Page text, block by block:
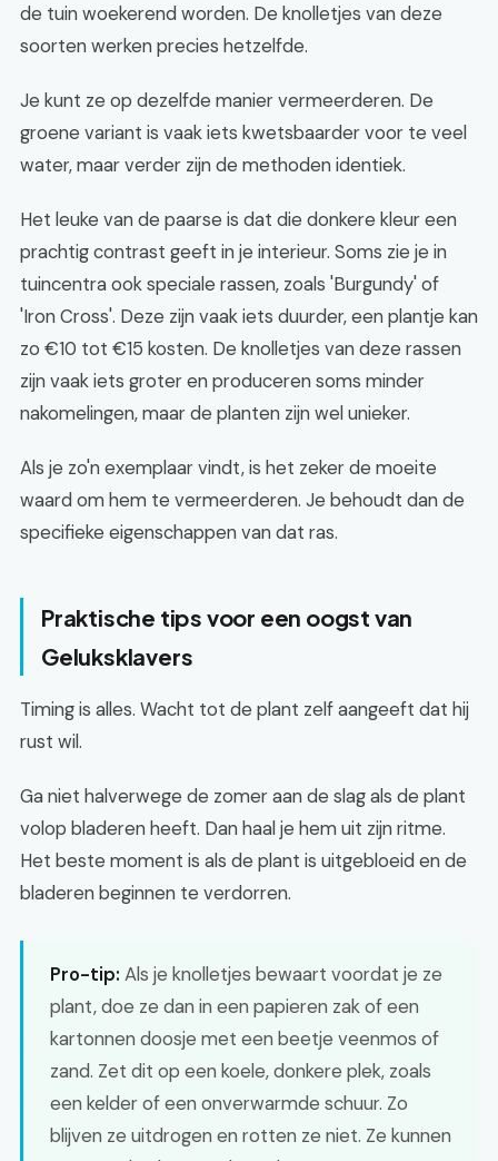
de tuin woekerend worden. De knolletjes van deze
soorten werken precies hetzelfde.
Je kunt ze op dezelfde manier vermeerderen. De
groene variant is vaak iets kwetsbaarder voor te veel
water, maar verder zijn de methoden identiek.
Het leuke van de paarse is dat die donkere kleur een
prachtig contrast geeft in je interieur. Soms zie je in
tuincentra ook speciale rassen, zoals 'Burgundy' of
'Iron Cross'. Deze zijn vaak iets duurder, een plantje kan
zo €10 tot €15 kosten. De knolletjes van deze rassen
zijn vaak iets groter en produceren soms minder
nakomelingen, maar de planten zijn wel unieker.
Als je zo'n exemplaar vindt, is het zeker de moeite
waard om hem te vermeerderen. Je behoudt dan de
specifieke eigenschappen van dat ras.
Praktische tips voor een oogst van
Geluksklavers
Timing is alles. Wacht tot de plant zelf aangeeft dat hij
rust wil.
Ga niet halverwege de zomer aan de slag als de plant
volop bladeren heeft. Dan haal je hem uit zijn ritme.
Het beste moment is als de plant is uitgebloeid en de
bladeren beginnen te verdorren.
Pro-tip: Als je knolletjes bewaart voordat je ze
plant, doe ze dan in een papieren zak of een
kartonnen doosje met een beetje veenmos of
zand. Zet dit op een koele, donkere plek, zoals
een kelder of een onverwarmde schuur. Zo
blijven ze uitdrogen en rotten ze niet. Ze kunnen